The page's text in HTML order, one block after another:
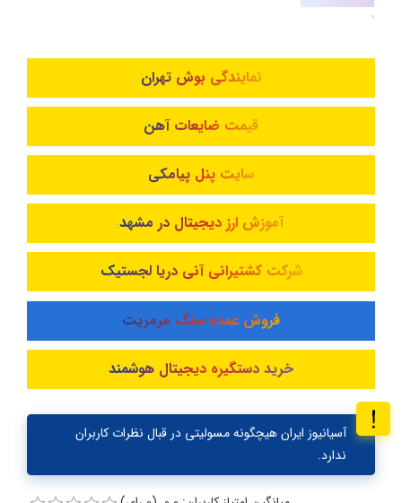
نمایندگی بوش تهران
قیمت ضایعات آهن
سایت پنل پیامکی
آموزش ارز دیجیتال در مشهد
شرکت کشتیرانی آنی دریا لجستیک
فروش عمده سنگ مرمریت
خرید دستگیره دیجیتال هوشمند
آسیانیوز ایران هیچگونه مسولیتی در قبال نظرات کاربران
ندارد.